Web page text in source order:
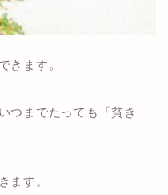
きます。
つまでたっても「貧き
ます。